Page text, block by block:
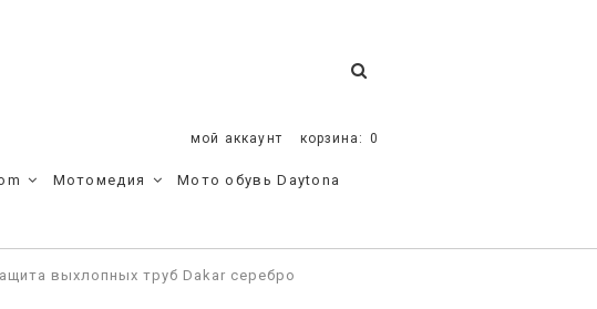
мой аккаунт корзина: 0
Мотомедия Мото обувь Daytona
выхлопных труб Dakar серебро